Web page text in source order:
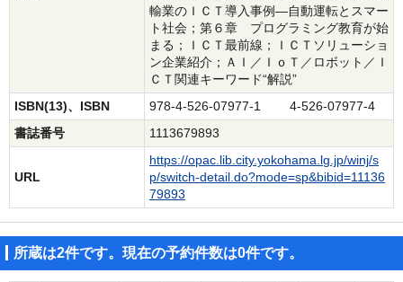
輸業のＩＣＴ導入事例―自動運転とスマー
ト社会；第６章 プログラミング教育が始
まる；ＩＣＴ最前線；ＩＣＴソリューショ
ン企業紹介；ＡＩ／ＩｏＴ／ロボット／Ｉ
ＣＴ関連キーワード“解説”
ISBN(13)、ISBN
978-4-526-07977-1 4-526-07977-4
書誌番号
1113679893
URL
https://opac.lib.city.yokohama.lg.jp/winj/s
p/switch-detail.do?mode=sp&bibid=11136
79893
所蔵は2件です。現在の予約件数は0件です。